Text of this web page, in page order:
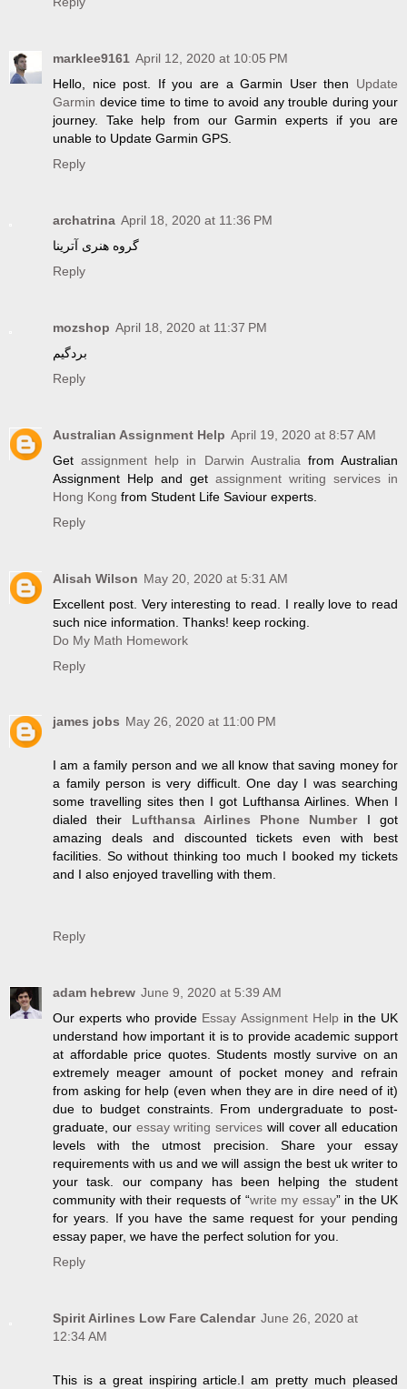
marklee9161 April 12, 2020 at 10:05 PM
Hello, nice post. If you are a Garmin User then Update
Garmin device time to time to avoid any trouble during your
journey. Take help from our Garmin experts if you are
unable to Update Garmin GPS.
Reply
archatrina April 18, 2020 at 11:36 PM
گروه هنری آترینا
Reply
mozshop April 18, 2020 at 11:37 PM
بردگیم
Reply
Australian Assignment Help April 19, 2020 at 8:57 AM
Getassignment help in Darwin Australia from Australian
Assignment Help and get assignment writing services in
Hong Kong from Student Life Saviour experts.
Reply
Alisah Wilson May 20, 2020 at 5:31 AM
Excellent post. Very interesting to read. I really love to read
such nice information. Thanks! keep rocking.
Do My Math Homework
Reply
james jobs May 26, 2020 at 11:00 PM
I am a family person and we all know that saving money for
a family person is very difficult. One day I was searching
some travelling sites then I got Lufthansa Airlines. When I
dialed their Lufthansa Airlines Phone NumberI got
amazing deals and discounted tickets even with best
facilities. So without thinking too much I booked my tickets
and I also enjoyed travelling with them.
Reply
adam hebrew June 9, 2020 at 5:39 AM
Our experts who provide Essay Assignment Helpin the UK
understand how important it is to provide academic support
at affordable price quotes. Students mostly survive on an
extremely meager amount of pocket money and refrain
from asking for help (even when they are in dire need of it)
due to budget constraints. From undergraduate to post-
graduate, our essay writing services will cover all education
levels with the utmost precision. Share your essay
requirements with us and we will assign the best uk writer to
your task. our company has been helping the student
community with their requests of “write my essay” in the UK
for years. If you have the same request for your pending
essay paper, we have the perfect solution for you.
Reply
Spirit Airlines Low Fare Calendar June 26, 2020 at
12:34 AM
This is a great inspiring article.I am pretty much pleased